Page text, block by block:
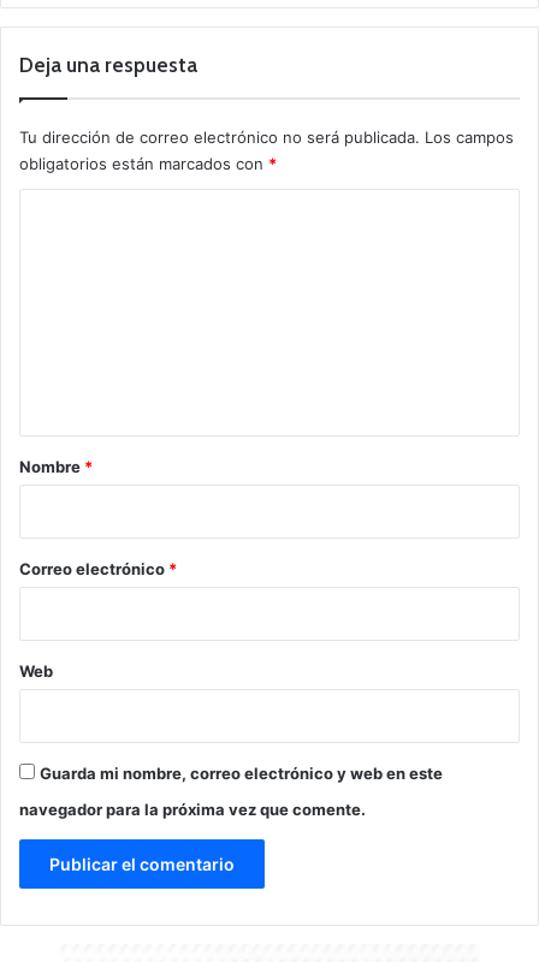
Deja una respuesta
Tu dirección de correo electrónico no será publicada. Los campos
obligatorios están marcados con *
r
*
Nombre *
Correo electrónico *
Web
Guarda mi nombre, correo electrónico y web en este
navegador para la próxima vez que comente.